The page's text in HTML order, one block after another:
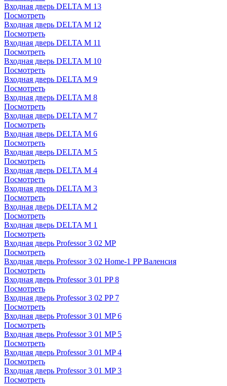
Входная дверь DELTA M 13
Посмотреть
Входная дверь DELTA M 12
Посмотреть
Входная дверь DELTA M 11
Посмотреть
Входная дверь DELTA M 10
Посмотреть
Входная дверь DELTA M 9
Посмотреть
Входная дверь DELTA M 8
Посмотреть
Входная дверь DELTA M 7
Посмотреть
Входная дверь DELTA M 6
Посмотреть
Входная дверь DELTA M 5
Посмотреть
Входная дверь DELTA M 4
Посмотреть
Входная дверь DELTA M 3
Посмотреть
Входная дверь DELTA M 2
Посмотреть
Входная дверь DELTA M 1
Посмотреть
Входная дверь Professor 3 02 MP
Посмотреть
Входная дверь Professor 3 02 Home-1 PP Валенсия
Посмотреть
Входная дверь Professor 3 01 PP 8
Посмотреть
Входная дверь Professor 3 02 PP 7
Посмотреть
Входная дверь Professor 3 01 MP 6
Посмотреть
Входная дверь Professor 3 01 MP 5
Посмотреть
Входная дверь Professor 3 01 MP 4
Посмотреть
Входная дверь Professor 3 01 MP 3
Посмотреть